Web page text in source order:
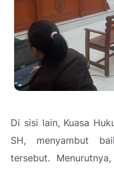
Di sisi lain, Kuasa
SH, menyambut
tersebut.